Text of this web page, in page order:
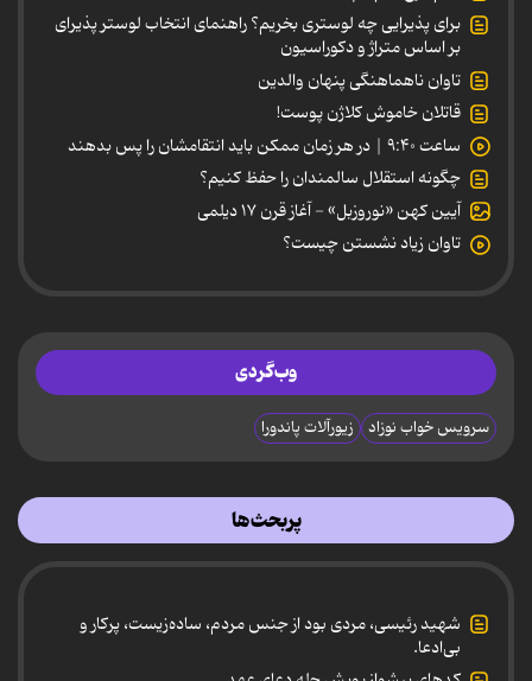
برای پذیرایی چه لوستری بخریم؟ راهنمای انتخاب لوستر پذیرای
بر اساس متراژ و دکوراسیون
تاوان ناهماهنگی پنهان والدین
قاتلان خاموش کلاژن پوست!
ساعت ۹:۴۰ | در هر زمان ممکن باید انتقامشان را پس بدهند
چگونه استقلال سالمندان را حفظ کنیم؟
آیین کهن «نوروزبل» - آغاز قرن ۱۷ دیلمی
تاوان زیاد نشستن چیست؟
وب‌گردی
سرویس خواب نوزاد زیورآلات پاندورا
پربحث‌ها
شهید رئیسی، مردی بود از جنس مردم، ساده‌زیست، پرکار و
بی‌ادعا.